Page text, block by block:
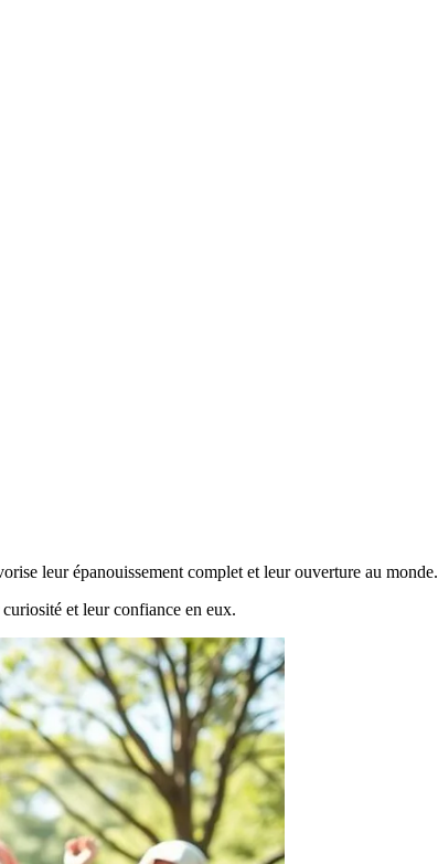
leur épanouissement complet et leur ouverture au monde.
et leur confiance en eux.